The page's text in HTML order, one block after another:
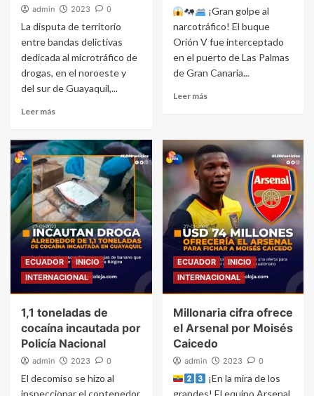
admin 2023 0
La disputa de territorio
entre bandas delictivas
dedicada al microtráfico de
drogas, en el noroeste y
del sur de Guayaquil,...
Leer más
¡Gran golpe al
narcotráfico! El buque
Orión V fue interceptado
en el puerto de Las Palmas
de Gran Canaria...
Leer más
ECUADOR
INICIO
INTERNACIONAL
1,1 toneladas de
cocaína incautada por
Policía Nacional
admin 2023 0
El decomiso se hizo al
ECUADOR
INICIO
INTERNACIONAL
Millonaria cifra ofrece
el Arsenal por Moisés
Caicedo
admin 2023 0
¡En la mira de los